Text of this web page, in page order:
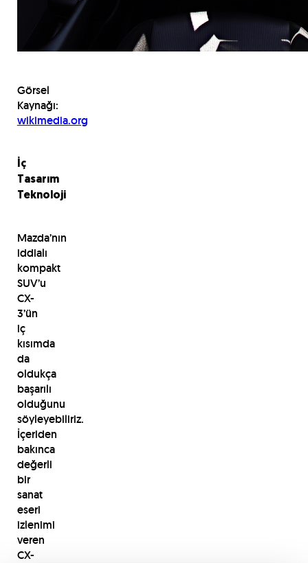
Görsel
Kaynağı:
wikimedia.org
İç
Tasarım
Teknoloji
Mazda’nın
iddialı
kompakt
SUV’u
CX-
3’ün
iç
kısımda
da
oldukça
başarılı
olduğunu
söyleyebiliriz.
İçeriden
bakınca
değerli
bir
sanat
eseri
izlenimi
veren
CX-